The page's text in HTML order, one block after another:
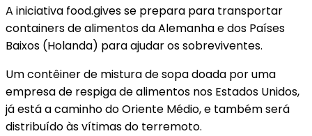
A iniciativa food.gives se prepara para transportar
containers de alimentos da Alemanha e dos Países
Baixos (Holanda) para ajudar os sobreviventes.
Um contêiner de mistura de sopa doada por uma
empresa de respiga de alimentos nos Estados Unidos,
já está a caminho do Oriente Médio, e também será
distribuído às vítimas do terremoto.